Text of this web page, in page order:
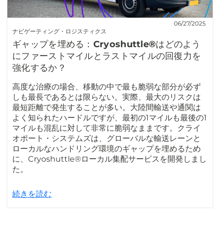
ナビゲーティング・ロジスティクス
06/27/2025
ギャップを埋める：Cryoshuttle®はどのよう
にファーストマイルとラストマイルの回復力を
強化するか？
高度な治療の場合、移動の中で最も脆弱な部分が必ず
しも最長であるとは限らない。実際、最大のリスクは
最短距離で発生することが多い。大陸間輸送や通関は
よく知られたハードルですが、最初の1マイルも最後の1
マイルも混乱に対して非常に脆弱なままです。クライ
オポート・システムズは、グローバルな輸送レーンと
ローカルなハンドリング環境のギャップを埋めるため
に、Cryoshuttle®ローカル集配サービスを開発しまし
た。
続きを読む